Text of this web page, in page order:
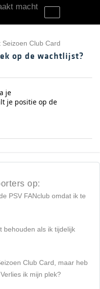
Seizoen Club Card
op de wachtlijst?
je
je positie op de
op:
PSV FANclub omdat ik te
behouden als ik tijdelijk
Club Card, maar heb
ik mijn plek?